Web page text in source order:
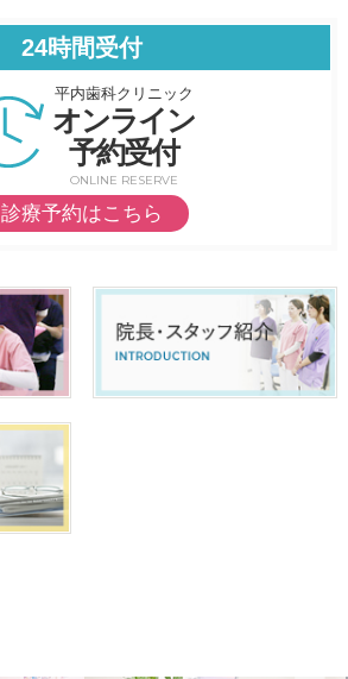
24時間受付
平内歯科クリニック
オンライン
予約受付
ONLINE RESERVE
診療予約はこちら